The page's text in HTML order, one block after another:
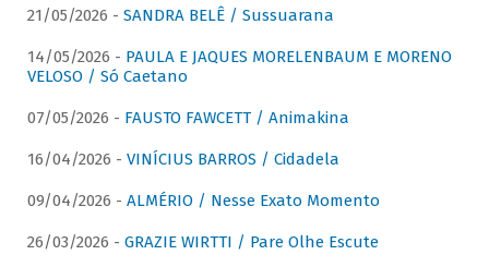
21/05/2026 - SANDRA BELÊ / Sussuarana
14/05/2026 - PAULA E JAQUES MORELENBAUM E MORENO
VELOSO / Só Caetano
07/05/2026 - FAUSTO FAWCETT / Animakina
16/04/2026 - VINÍCIUS BARROS / Cidadela
09/04/2026 - ALMÉRIO / Nesse Exato Momento
26/03/2026 - GRAZIE WIRTTI / Pare Olhe Escute